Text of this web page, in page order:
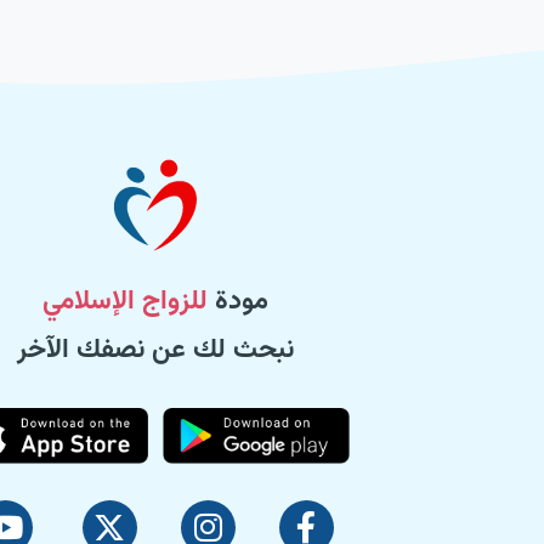
مودة للزواج الإسلامي
نبحث لك عن نصفك الآخر